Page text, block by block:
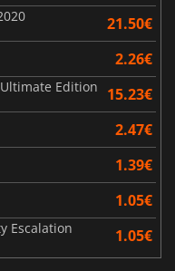
21.50€
2.26€
Edition 15.23€
2.47€
1.39€
1.05€
Escalation 1.05€